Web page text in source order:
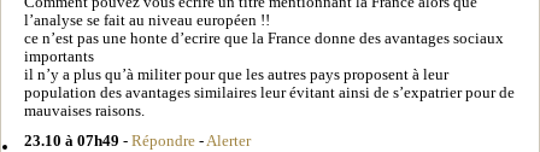
l’analyse se fait au niveau européen !!
ce n’est pas une honte d’ecrire que la France donne des avantages sociaux
importants
il n’y a plus qu’à militer pour que les autres pays proposent à leur
population des avantages similaires leur évitant ainsi de s’expatrier pour de
mauvaises raisons.
23.10 à 07h49 - Répondre - Alerter